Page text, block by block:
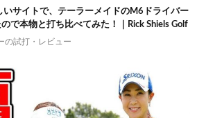
いサイトで、テーラーメイドのM6ドライバー
で本物と打ち比べてみた！｜Rick Shiels Golf
の試打・レビュー